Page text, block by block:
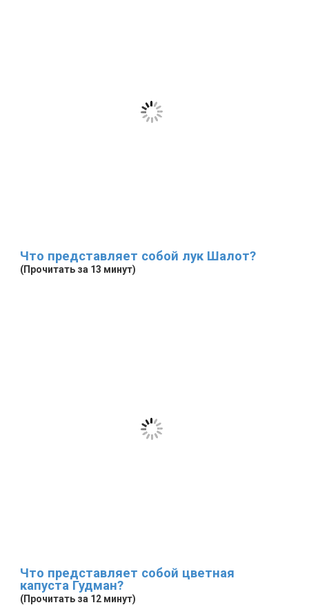
Что представляет собой лук Шалот?
(Прочитать за 13 минут)
Что представляет собой цветная
капуста Гудман?
(Прочитать за 12 минут)